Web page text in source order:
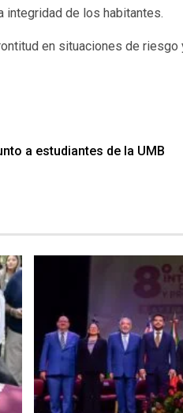
integridad de los habitantes.
en situaciones de
a estudiantes de la UMB